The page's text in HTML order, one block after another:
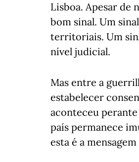
Lisboa. Apesar de
bom sinal. Um
territoriais. Um
nível judicial.
Mas entre a
estabelecer
aconteceu
país permanece
esta é a